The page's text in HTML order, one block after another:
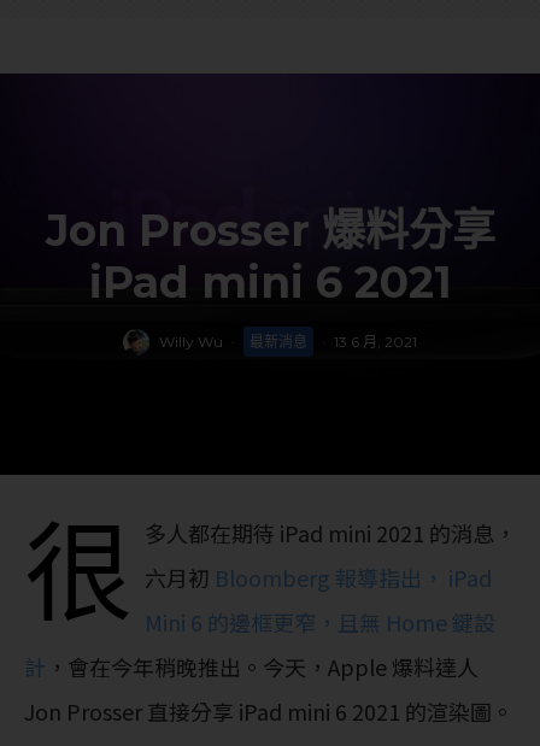
Jon Prosser 爆料分享
iPad mini 6 2021
Willy Wu · 最新消息 · 13 6 月, 2021
很
多人都在期待 iPad mini 2021 的消息，
六月初 Bloomberg 報導指出， iPad
Mini 6 的邊框更窄，且無 Home 鍵設
計 ，會在今年稍晚推出。今天，Apple 爆料達人
Jon Prosser 直接分享 iPad mini 6 2021 的渲染圖。